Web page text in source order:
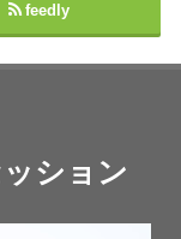
feedly
ション